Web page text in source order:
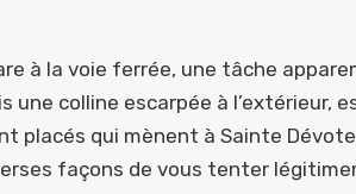
à la voie ferrée, une tâche
une colline escarpée à l’extérieur,
placés qui mènent à Sainte
façons de vous tenter